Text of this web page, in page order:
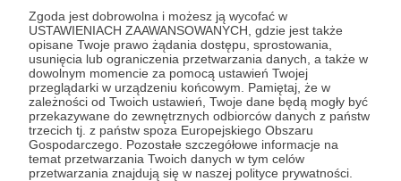
Zgoda jest dobrowolna i możesz ją wycofać w
USTAWIENIACH ZAAWANSOWANYCH, gdzie jest także
opisane Twoje prawo żądania dostępu, sprostowania,
usunięcia lub ograniczenia przetwarzania danych, a także w
dowolnym momencie za pomocą ustawień Twojej
przeglądarki w urządzeniu końcowym. Pamiętaj, że w
zależności od Twoich ustawień, Twoje dane będą mogły być
przekazywane do zewnętrznych odbiorców danych z państw
trzecich tj. z państw spoza Europejskiego Obszaru
Gospodarczego. Pozostałe szczegółowe informacje na
temat przetwarzania Twoich danych w tym celów
przetwarzania znajdują się w naszej polityce prywatności.
* Wyrażam zgodę na przetwarzanie moich danych
osobowych podanych w formularzu rejestracyjnym w celu
prawidłowego świadczenia usług serwisu Patronite.
Wyrażam zgodę na otrzymywanie drogą elektroniczną
informacji handlowych - newslettera. Opcja ta może zostać
zmieniona w ustawieniach konta.